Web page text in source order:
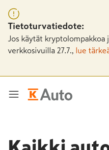
Tietoturvatiedote:
Jos käytät kryptolompakkoa
verkkosivuilla 27.7.,
lue